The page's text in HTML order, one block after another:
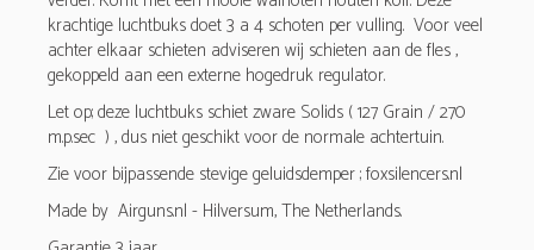
krachtige luchtbuks doet 3 a 4 schoten per vulling. Voor veel
achter elkaar schieten adviseren wij schieten aan de fles ,
gekoppeld aan een externe hogedruk regulator.
Let op; deze luchtbuks schiet zware Solids ( 127 Grain / 270
m.p.sec ) , dus niet geschikt voor de normale achtertuin.
Zie voor bijpassende stevige geluidsdemper ; foxsilencers.nl
Made by Airguns.nl - Hilversum, The Netherlands.